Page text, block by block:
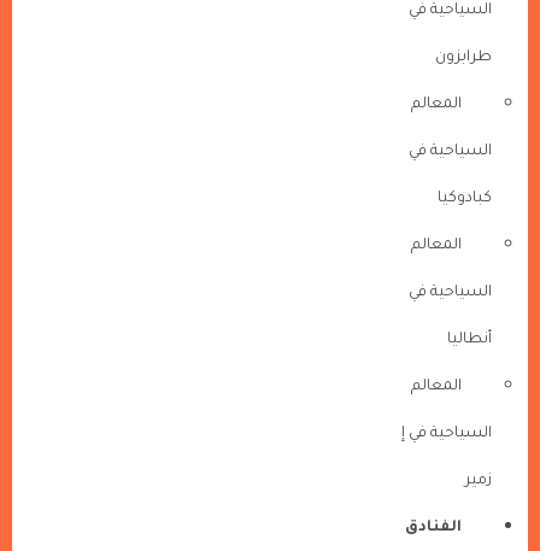
السياحية في
طرابزون
المعالم
السياحية في
كبادوكيا
المعالم
السياحية في
أنطاليا
المعالم
السياحية في إ
زمير
الفنادق